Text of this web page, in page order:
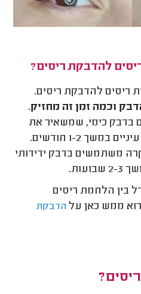
להדבקת ריסים?
ריסים להדבקת ריסים.
וכמה זמן זה מחזיק.
כימי, שמשאיר את
הריסים המלאכותיים על העיניים במשך 1-2 חודשים.
משתמשים בדבק ידידותי
בין הלחמת ריסים
ממש כאן על הדבקת